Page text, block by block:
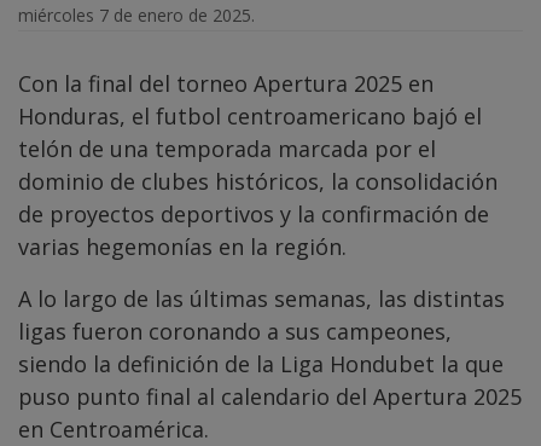
miércoles 7 de enero de 2025.
Con la final del torneo Apertura 2025 en
Honduras, el futbol centroamericano bajó el
telón de una temporada marcada por el
dominio de clubes históricos, la consolidación
de proyectos deportivos y la confirmación de
varias hegemonías en la región.
A lo largo de las últimas semanas, las distintas
ligas fueron coronando a sus campeones,
siendo la definición de la Liga Hondubet la que
puso punto final al calendario del Apertura 2025
en Centroamérica.